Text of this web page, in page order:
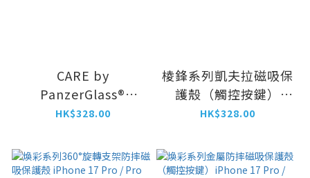
CARE by
PanzerGlass®
Feature Case
Kickstand &
MagSafe iPhone 17
HK$328.00
棱鋒系列凱夫拉磁吸保
護殼（觸控按鍵）
iPhone 17 系列
HK$328.00